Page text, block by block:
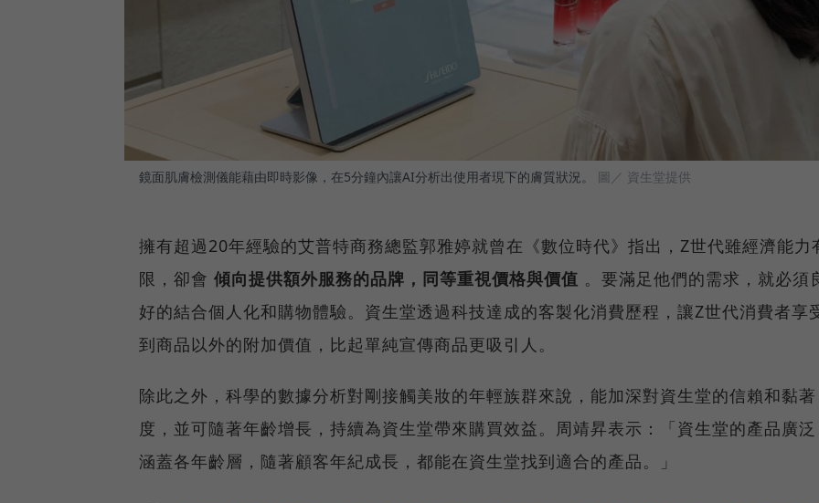
鏡面肌膚檢測儀能藉由即時影像，在5分鐘內讓AI分析出使用者現下的膚質狀況。 圖／ 資生堂提供
擁有超過20年經驗的艾普特商務總監郭雅婷就曾在《數位時代》指出，Z世代雖經濟能力
限，卻會 傾向提供額外服務的品牌，同等重視價格與價值 。要滿足他們的需求，就必須
好的結合個人化和購物體驗。資生堂透過科技達成的客製化消費歷程，讓Z世代消費者享
到商品以外的附加價值，比起單純宣傳商品更吸引人。
除此之外，科學的數據分析對剛接觸美妝的年輕族群來說，能加深對資生堂的信賴和黏著
度，並可隨著年齡增長，持續為資生堂帶來購買效益。周靖昇表示：「資生堂的產品廣
涵蓋各年齡層，隨著顧客年紀成長，都能在資生堂找到適合的產品。」